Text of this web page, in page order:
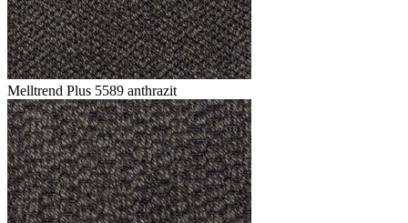
Melltrend Plus 5589 anthrazit